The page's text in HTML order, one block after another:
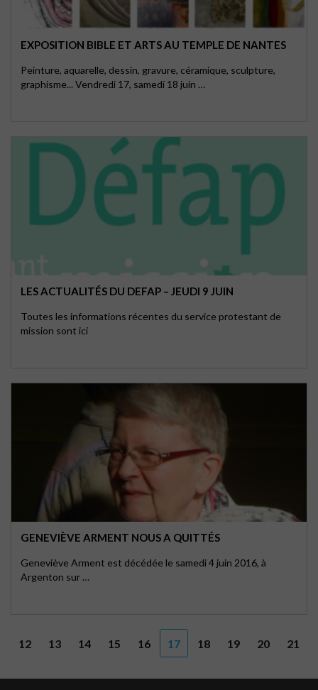
EXPOSITION BIBLE ET ARTS AU TEMPLE DE NANTES
Peinture, aquarelle, dessin, gravure, céramique, sculpture,
graphisme... Vendredi 17, samedi 18 juin …
LES ACTUALITÉS DU DEFAP – JEUDI 9 JUIN
Toutes les informations récentes du service protestant de
mission sont ici
GENEVIÈVE ARMENT NOUS A QUITTÉS
Geneviève Arment est décédée le samedi 4 juin 2016, à
Argenton sur …
12 13 14 15 16 17 18 19 20 21